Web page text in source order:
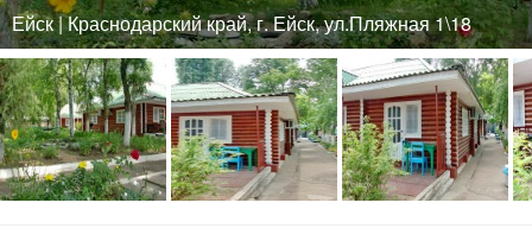
Ейск | Краснодарский край, г. Ейск, ул.Пляжная 1\18